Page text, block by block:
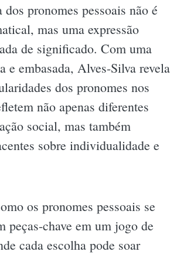
pronomes pessoais não é
mas uma expressão
de significado. Com uma
e embasada, Alves-Silva revela
dos pronomes nos
não apenas diferentes
social, mas também
sobre individualidade e
os pronomes pessoais se
peças-chave em um jogo de
cada escolha pode soar